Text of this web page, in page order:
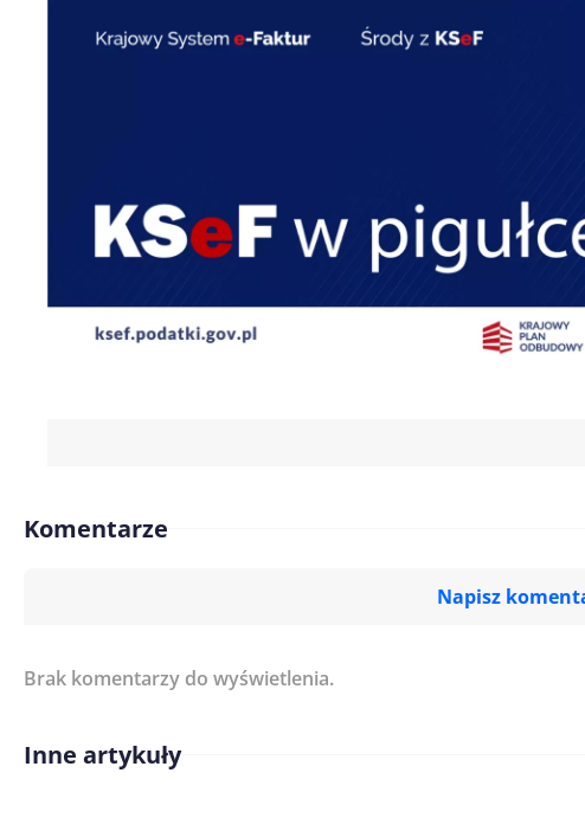
Komentarze
Napisz
Imię/ Nick*
Brak komentarzy do wyświetlenia.
Inne artykuły